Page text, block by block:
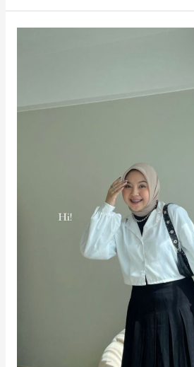
Outfit
Wanita